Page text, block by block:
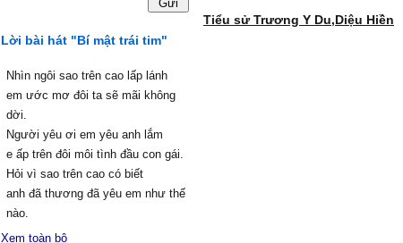
Tiểu sử Trương Y Du,Diệu Hiền
Lời bài hát "Bí mật trái tim"
Nhìn ngôi sao trên cao lấp lánh
em ước mơ đôi ta sẽ mãi không
dời.
Người yêu ơi em yêu anh lắm
e ấp trên đôi môi tình đầu con gái.
Hỏi vì sao trên cao có biết
anh đã thương đã yêu em như thế
nào.
Mà tại sao em yêu không biết
Xem toàn bộ